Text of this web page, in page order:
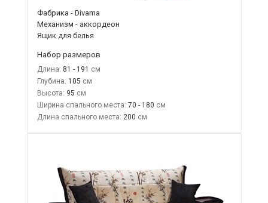
Фабрика - Divama
Механизм - аккордеон
Ящик для белья
Набор размеров
Длина: 81 - 191
Глубина: 105
Высота: 95
Ширина спального места: 70 - 180
Длина спального места: 200